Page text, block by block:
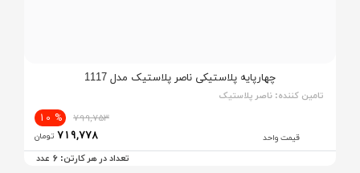
چهارپایه پلاستیکی ناصر پلاستیک مدل 1117
تامین کننده: ناصر پلاستیک
قیمت واحد
799,753
% 10
719,778 تومان
تعداد در هر کارتن: 6 عدد